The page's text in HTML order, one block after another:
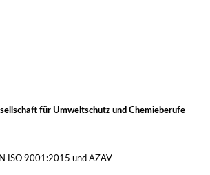
für Umweltschutz und Chemieberufe
ISO 9001:2015 und AZAV